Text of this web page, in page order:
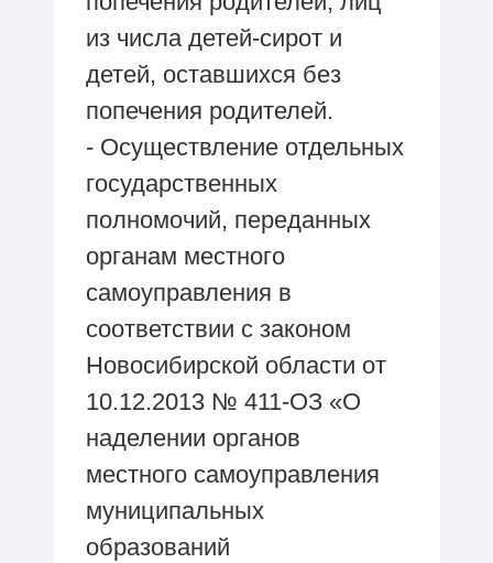
из числа детей-сирот и
детей, оставшихся без
попечения родителей.
- Осуществление отдельных
государственных
полномочий, переданных
органам местного
самоуправления в
соответствии с законом
Новосибирской области от
10.12.2013 № 411-ОЗ «О
наделении органов
местного самоуправления
муниципальных
образований